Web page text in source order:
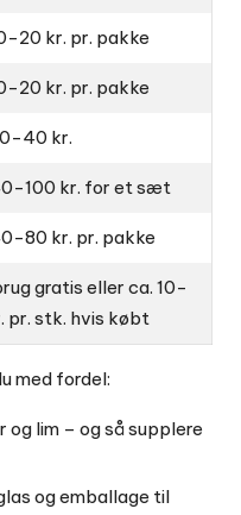
20 kr. pr. pakke
20 kr. pr. pakke
40 kr.
100 kr. for et sæt
80 kr. pr. pakke
gratis eller ca. 10-
pr. stk. hvis købt
med fordel:
lim – og så supplere
og emballage til